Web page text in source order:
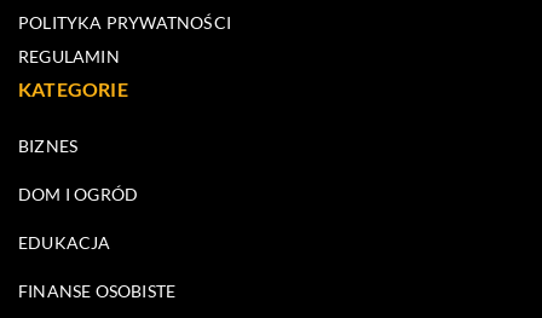
POLITYKA PRYWATNOŚCI
REGULAMIN
KATEGORIE
BIZNES
DOM I OGRÓD
EDUKACJA
FINANSE OSOBISTE